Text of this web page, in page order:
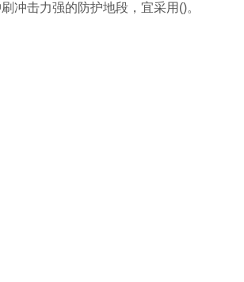
冲击力强的防护地段，宜采用()。